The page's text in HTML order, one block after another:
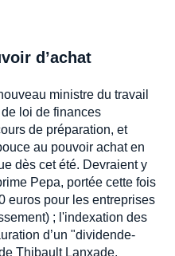
d’achat
ministre du travail
loi de finances
de préparation, et
au pouvoir achat en
dès cet été. Devraient y
Pepa, portée cette fois
euros pour les entreprises
; l'indexation des
d’un "dividende-
Thibault Lanxade,